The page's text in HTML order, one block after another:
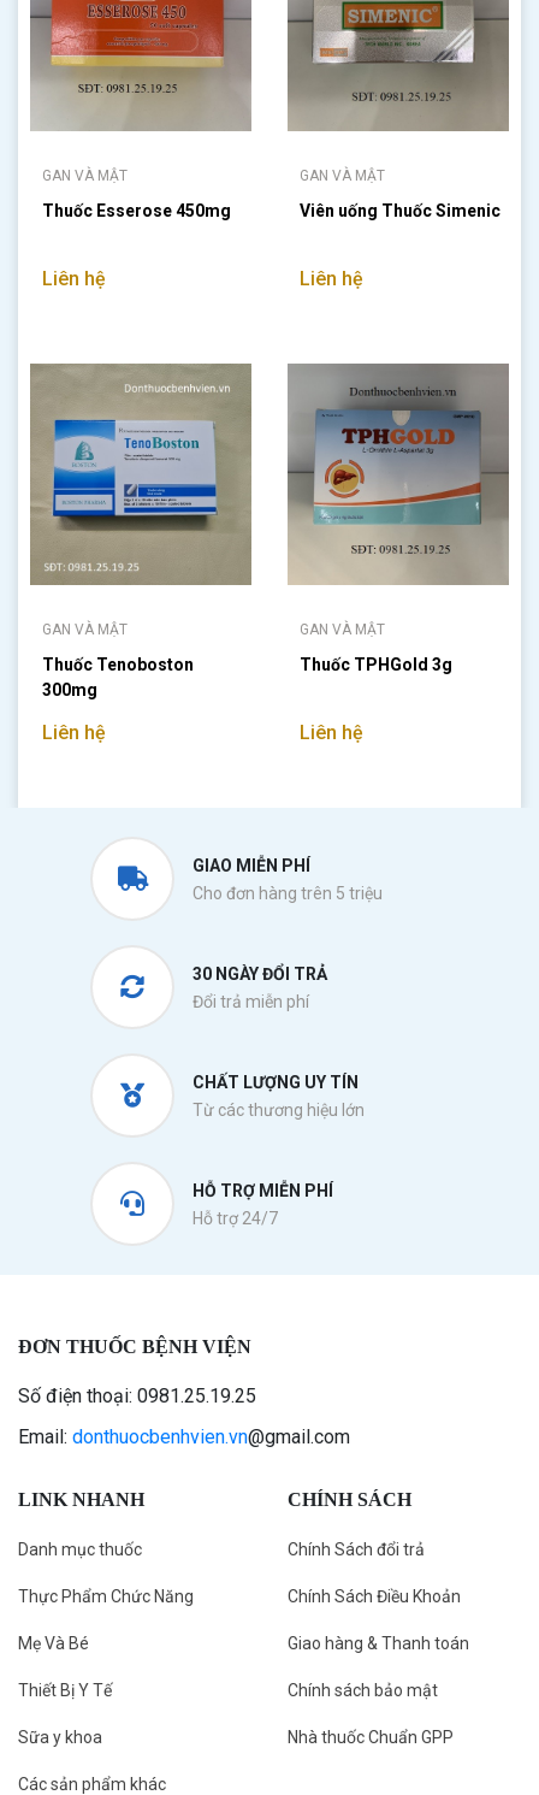
GAN VÀ MẬT
Thuốc Esserose 450mg
Liên hệ
GAN VÀ MẬT
Viên uống Thuốc Simenic
Liên hệ
GAN VÀ MẬT
Thuốc Tenoboston
300mg
Liên hệ
GAN VÀ MẬT
Thuốc TPHGold 3g
Liên hệ
GIAO MIỄN PHÍ
Cho đơn hàng trên 5 triệu
30 NGÀY ĐỔI TRẢ
Đổi trả miễn phí
CHẤT LƯỢNG UY TÍN
Từ các thương hiệu lớn
HỖ TRỢ MIỄN PHÍ
Hỗ trợ 24/7
ĐƠN THUỐC BỆNH VIỆN
Số điện thoại: 0981.25.19.25
Email: donthuocbenhvien.vn@gmail.com
LINK NHANH
Danh mục thuốc
Thực Phẩm Chức Năng
Mẹ Và Bé
Thiết Bị Y Tế
Sữa y khoa
Các sản phẩm khác
CHÍNH SÁCH
Chính Sách đổi trả
Chính Sách Điều Khoản
Giao hàng & Thanh toán
Chính sách bảo mật
Nhà thuốc Chuẩn GPP